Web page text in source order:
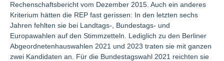
Rechenschaftsbericht vom Dezember 2015. Auch ein anderes
Kriterium hätten die REP fast gerissen: In den letzten sechs
Jahren fehlten sie bei Landtags-, Bundestags- und
Europawahlen auf den Stimmzetteln. Lediglich zu den Berliner
Abgeordnetenhauswahlen 2021 und 2023 traten sie mit ganzen
zwei Kandidaten an. Für die Bundestagswahl 2021 reichten sie